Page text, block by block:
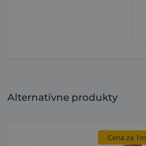
Alternatívne produkty
Cena za 1m